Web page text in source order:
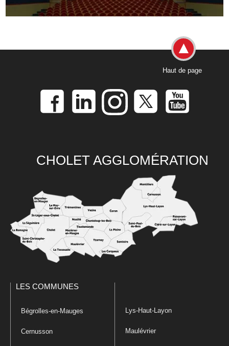
Haut de page
CHOLET AGGLOMÉRATION
LES COMMUNES
Bégrolles-en-Mauges
Cernusson
Lys-Haut-Layon
Maulévrier